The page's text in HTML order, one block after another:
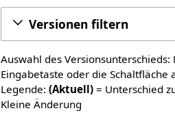
Versionen filtern
Auswahl des
Eingabetaste oder die Schaltfläche
Legende:(Aktuell) = Unterschied
Kleine Änderung